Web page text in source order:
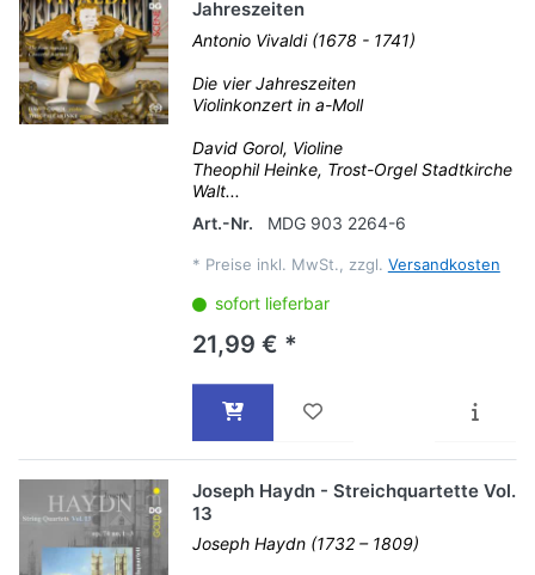
Jahreszeiten
Antonio Vivaldi (1678 - 1741)
Die vier Jahreszeiten
Violinkonzert in a-Moll
David Gorol, Violine
Theophil Heinke, Trost-Orgel Stadtkirche
Walt...
Art.-Nr.
MDG 903 2264-6
* Preise inkl. MwSt., zzgl. Versandkosten
sofort lieferbar
21,99 € *
Joseph Haydn - Streichquartette Vol.
13
Joseph Haydn (1732 – 1809)